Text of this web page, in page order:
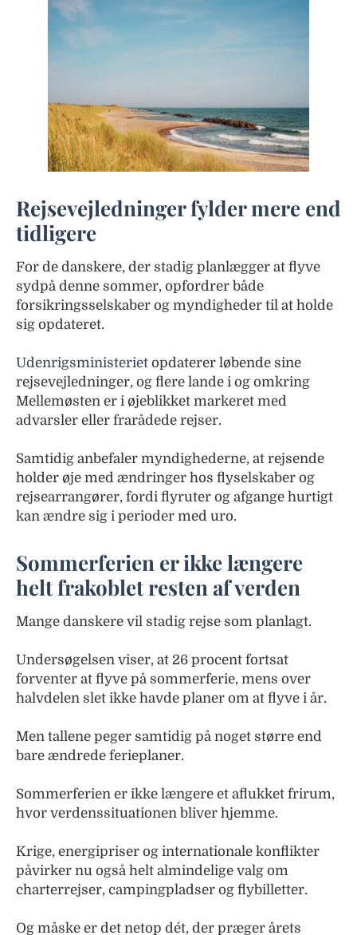
Rejsevejledninger fylder mere end
tidligere
For de danskere, der stadig planlægger at flyve
sydpå denne sommer, opfordrer både
forsikringsselskaber og myndigheder til at holde
sig opdateret.
Udenrigsministeriet opdaterer løbende sine
rejsevejledninger, og flere lande i og omkring
Mellemøsten er i øjeblikket markeret med
advarsler eller frarådede rejser.
Samtidig anbefaler myndighederne, at rejsende
holder øje med ændringer hos flyselskaber og
rejsearrangører, fordi flyruter og afgange hurtigt
kan ændre sig i perioder med uro.
Sommerferien er ikke længere
helt frakoblet resten af verden
Mange danskere vil stadig rejse som planlagt.
Undersøgelsen viser, at 26 procent fortsat
forventer at flyve på sommerferie, mens over
halvdelen slet ikke havde planer om at flyve i år.
Men tallene peger samtidig på noget større end
bare ændrede ferieplaner.
Sommerferien er ikke længere et aflukket frirum,
hvor verdenssituationen bliver hjemme.
Krige, energipriser og internationale konflikter
påvirker nu også helt almindelige valg om
charterrejser, campingpladser og flybilletter.
Og måske er det netop dét, der præger årets